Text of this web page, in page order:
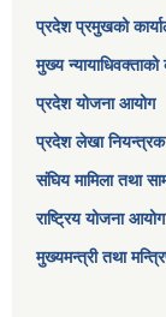
प्रदेश प्रमुखको
मुख्य न्यायाधिवक्ताको
प्रदेश योजना आयोग
प्रदेश लेखा नियन्त्रक
संघिय मामिला तथा
राष्ट्रिय योजना आयोग
मुख्यमन्त्री तथा